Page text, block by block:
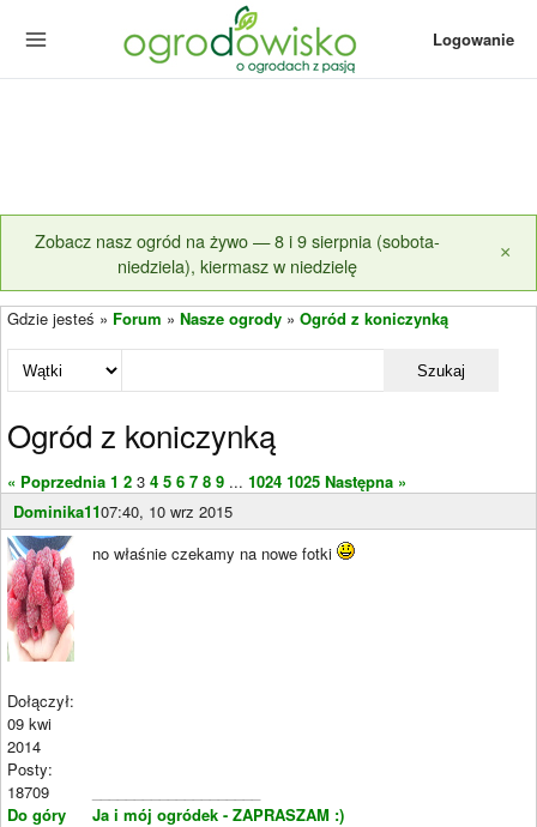
Logowanie
Zobacz nasz ogród na żywo — 8 i 9 sierpnia (sobota-
niedziela), kiermasz w niedzielę
×
Gdzie jesteś » Forum » Nasze ogrody » Ogród z koniczynką
Szukaj
Ogród z koniczynką
« Poprzednia 1 2 3 4 5 6 7 8 9 ... 1024 1025 Następna »
Dominika1107:40, 10 wrz 2015
Dołączył:
09 kwi
2014
Posty:
18709
Do góry
no właśnie czekamy na nowe fotki
Ja i mój ogródek - ZAPRASZAM :)